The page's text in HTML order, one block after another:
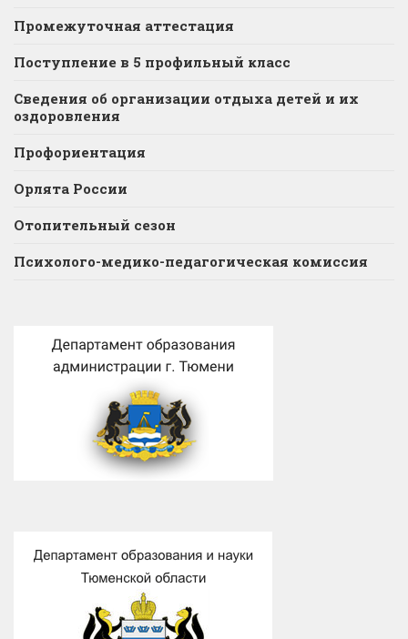
Промежуточная аттестация
Поступление в 5 профильный класс
Сведения об организации отдыха детей и их
оздоровления
Профориентация
Орлята России
Отопительный сезон
Психолого-медико-педагогическая комиссия